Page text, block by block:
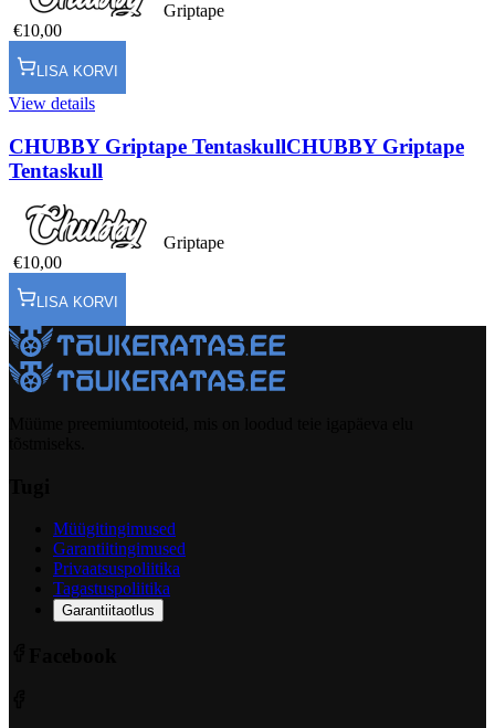
Griptape
€10,00
LISA KORVI
View details
CHUBBY Griptape TentaskullCHUBBY Griptape
Tentaskull
Griptape
€10,00
LISA KORVI
Müügitingimused
Garantiitingimused
Privaatsuspoliitika
Tagastuspoliitika
Garantiitaotlus